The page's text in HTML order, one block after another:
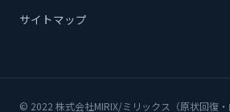
サイトマップ
© 2022 株式会社MIRIX/ミリックス（原状回復